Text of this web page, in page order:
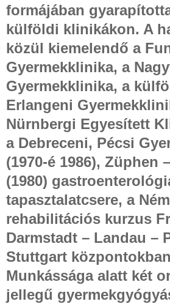
formájában
külföldi klinikákon. A
közül kiemelendő a
Gyermekklinika, a
Gyermekklinika, a
Erlangeni
Nürnbergi Egyesített
a Debreceni, Pécsi
(1970-é 1986), Züphen
(1980)
tapasztalatcsere, a
rehabilitációs kurzus
Darmstadt – Landau –
Stuttgart
Munkássága alatt két
jellegű